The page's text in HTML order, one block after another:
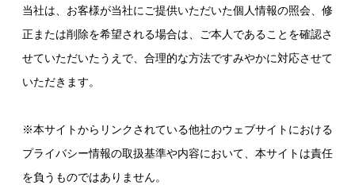
当社は、お客様が当社にご提供いただいた個人情報の照会、修
正または削除を希望される場合は、ご本人であることを確認さ
せていただいたうえで、合理的な方法ですみやかに対応させて
いただきます。
※本サイトからリンクされている他社のウェブサイトにおける
プライバシー情報の取扱基準や内容において、本サイトは責任
を負うものではありません。